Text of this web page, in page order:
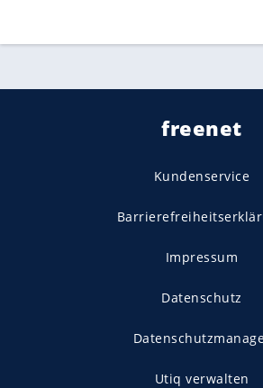
freenet
Kundenservice
Impressum
Datenschutz
Utiq verwalten